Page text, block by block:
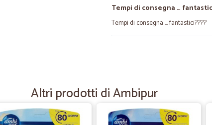
Tempi di consegna …
Tempi di consegna … fantastici????
—Alessandro R.
Altri prodotti di Ambipur